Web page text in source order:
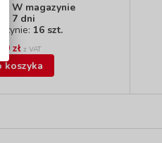
W magazynie
7 dni
16 szt.
zł z VAT
koszyka